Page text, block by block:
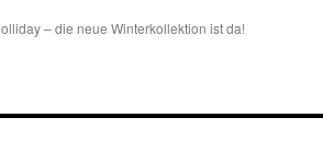
– die neue Winterkollektion ist da!